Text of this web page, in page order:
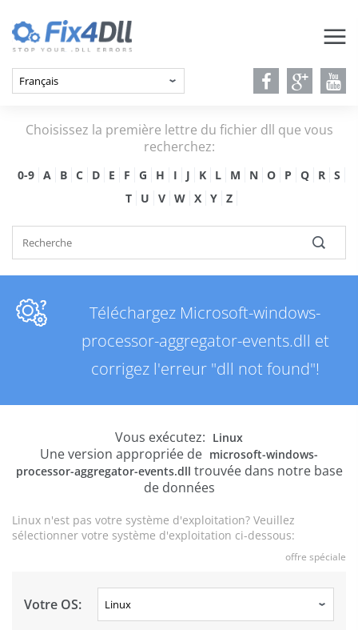
Choisissez la première lettre du fichier dll que vous
recherchez:
0-9 A B C D E F G H I J K L M N O P Q R
S
T
U V W X Y Z
Téléchargez Microsoft-windows-
processor-aggregator-events.dll et
corrigez l'erreur "dll not found"!
Vous exécutez: Linux
Une version appropriée de microsoft-windows-
processor-aggregator-events.dll trouvée dans notre base
de données
Linux n'est pas votre système d'exploitation? Veuillez
sélectionner votre système d'exploitation ci-dessous:
offre spéciale
Votre OS: